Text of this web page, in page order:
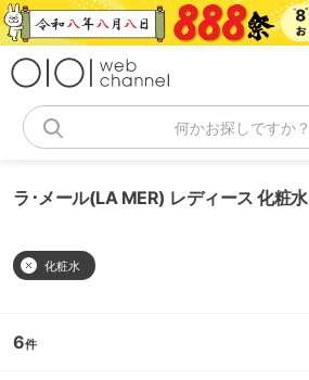
コ
ン
何かお探しですか？
ラ･メール(LA MER) レディース 化粧水
化粧水
6